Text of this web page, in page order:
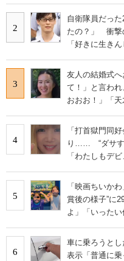
2
自衛隊員だっ
たの？」 衝撃
「好きに生きん
3
友人の結婚式
て！」と言わ
おおお！」「天
4
「打首獄門同
り…… “ダサす
「わたしもデ
5
「映画ちいか
賞後の様子”に
よ」「いったい
6
車に乗ろうと
表示「普通に